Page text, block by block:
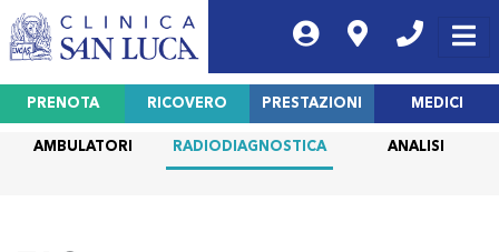
PRENOTA RICOVERO PRESTAZIONI
AMBULATORI RADIODIAGNOSTICA ANALISI
MEDICI